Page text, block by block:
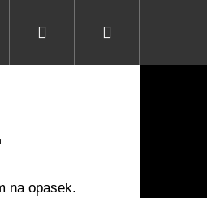
Přihlášení
na opasek.